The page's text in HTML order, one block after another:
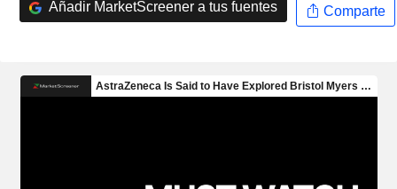
Añadir MarketScreener a tus fuentes Comparte